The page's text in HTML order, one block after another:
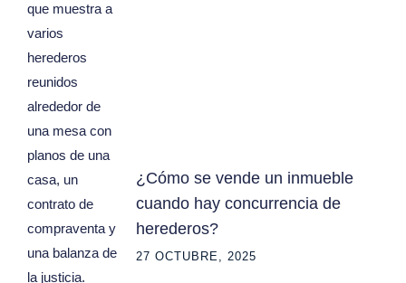
¿Cómo se vende un inmueble
cuando hay concurrencia de
herederos?
27 OCTUBRE, 2025